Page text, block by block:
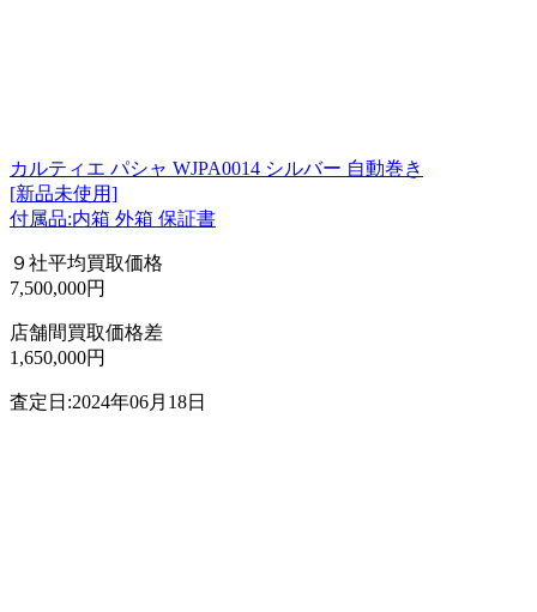
カルティエ パシャ WJPA0014 シルバー 自動巻き
[新品未使用]
付属品:内箱 外箱 保証書
９社平均買取価格
7,500,000円
店舗間買取価格差
1,650,000円
査定日:2024年06月18日